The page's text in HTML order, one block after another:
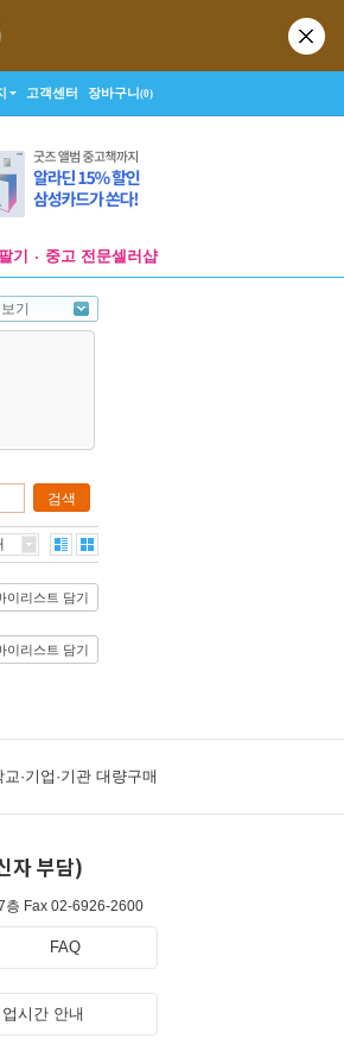
고객센터 장바구니(0)
기 중고 전문셀러샵
기
검색
이리스트 담기
이리스트 담기
교·기업·기관 대량구매
자 부담)
층 Fax 02-6926-2600
FAQ
시간 안내